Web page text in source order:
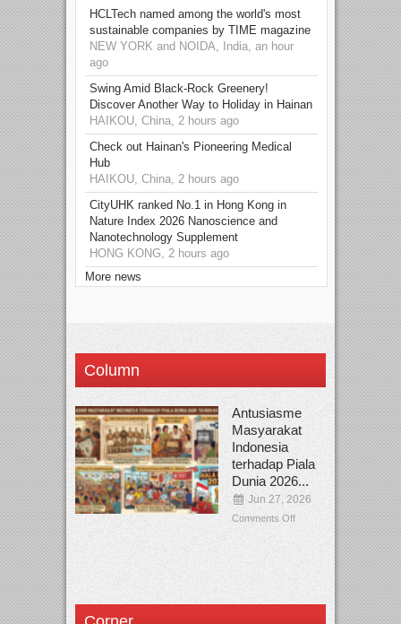
HCLTech named among the world's most
sustainable companies by TIME magazine
NEW YORK and NOIDA, India, an hour
ago
Swing Amid Black‑Rock Greenery!
Discover Another Way to Holiday in Hainan
HAIKOU, China, 2 hours ago
Check out Hainan's Pioneering Medical
Hub
HAIKOU, China, 2 hours ago
CityUHK ranked No.1 in Hong Kong in
Nature Index 2026 Nanoscience and
Nanotechnology Supplement
HONG KONG, 2 hours ago
More news
Column
Antusiasme
Masyarakat
Indonesia
terhadap Piala
Dunia 2026...
Jun 27, 2026
Comments Off